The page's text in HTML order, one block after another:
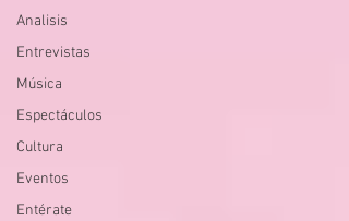
Analisis
Entrevistas
Música
Espectáculos
Cultura
Eventos
Entérate